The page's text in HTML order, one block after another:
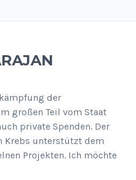
der
großen Teil vom Staat
private Spenden. Der
Krebs unterstützt dem
Projekten. Ich möchte